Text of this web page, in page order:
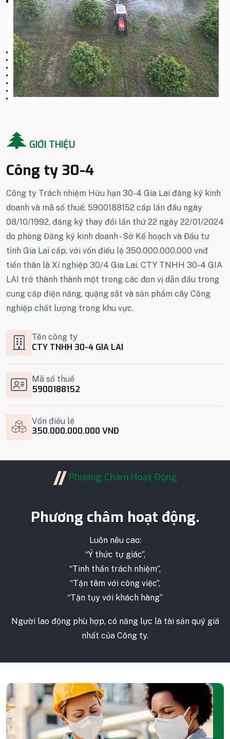
GIỚI THIỆU
Công ty 30-4
Công ty Trách nhiệm Hữu hạn 30-4 Gia Lai đăng ký kinh
doanh và mã số thuế: 5900188152 cấp lần đầu ngày
08/10/1992, đăng ký thay đổi lần thứ 22 ngày 22/01/2024
do phòng Đăng ký kinh doanh - Sở Kế hoạch và Đầu tư
tỉnh Gia Lai cấp, với vốn điều lệ 350.000.000.000 vnđ
tiền thân là Xí nghiệp 30/4 Gia Lai. CTY TNHH 30-4 GIA
LAI trở thành thành một trong các đơn vị dẫn đầu trong
cung cấp điện năng, quặng sắt và sản phẩm cây Công
nghiệp chất lượng trong khu vực.
Tên công ty
CTY TNHH 30-4 GIA LAI
Mã số thuế
5900188152
Vốn điều lệ
350.000.000.000 VNĐ
Phương Châm Hoạt Động
Phương châm hoạt động.
Luôn nêu cao:
“Ý thức tự giác”,
“Tinh thần trách nhiệm”,
“Tận tâm với công việc”,
“Tận tụy với khách hàng”
Người lao động phù hợp, có năng lực là tài sản quý giá
nhất của Công ty.